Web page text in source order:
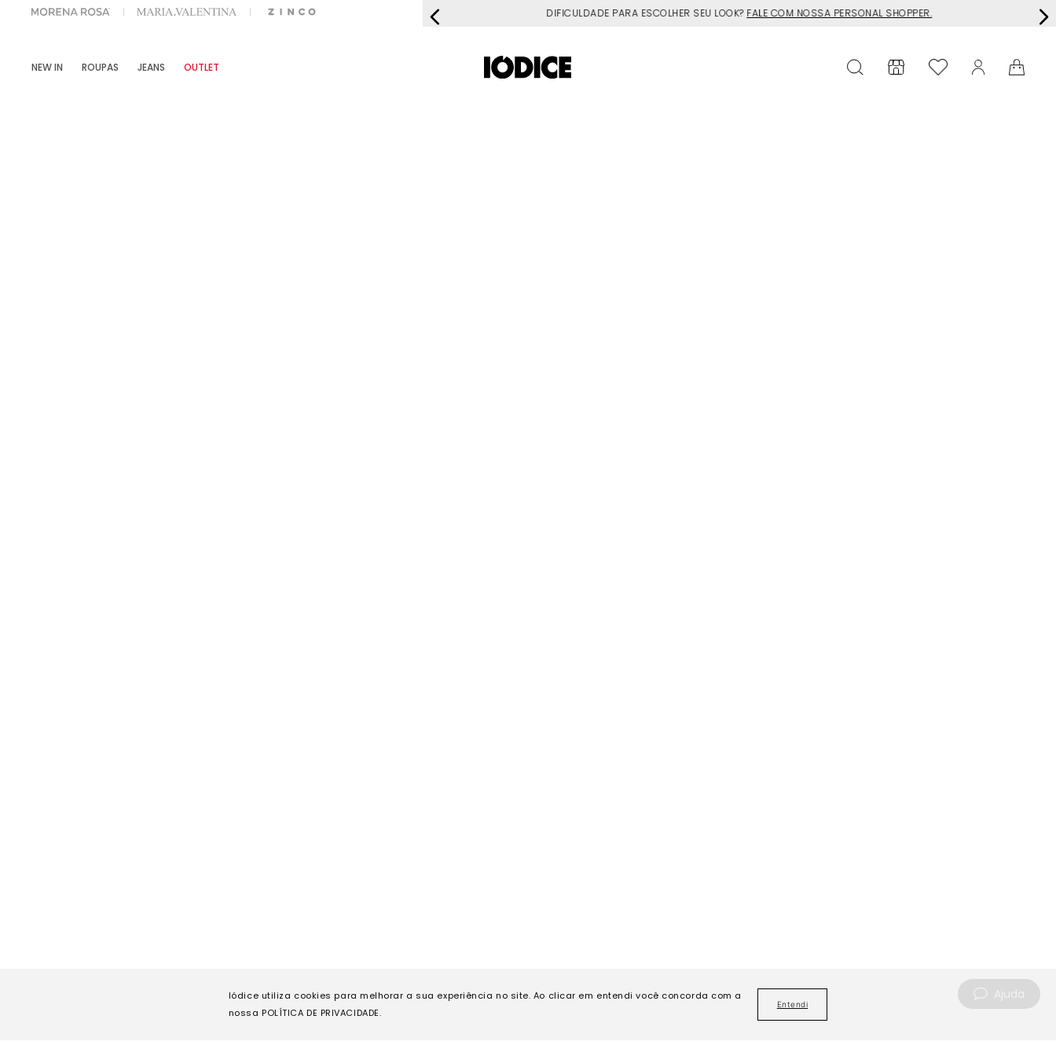
Iódice utiliza cookies para melhorar a sua experiência no site. Ao clicar em entendi você concorda com a
nossa POLÍTICA DE PRIVACIDADE.
Entendi
Ajuda
NA SUA 1° COMPRA USANDO O CUPOM: MYFIRSTIOD DIFICULDADE PARA ESCOLHER SEU LOOK? FALE COM NOSSA PERSONAL SHOPPER.
NEW IN ROUPAS JEANS OUTLET